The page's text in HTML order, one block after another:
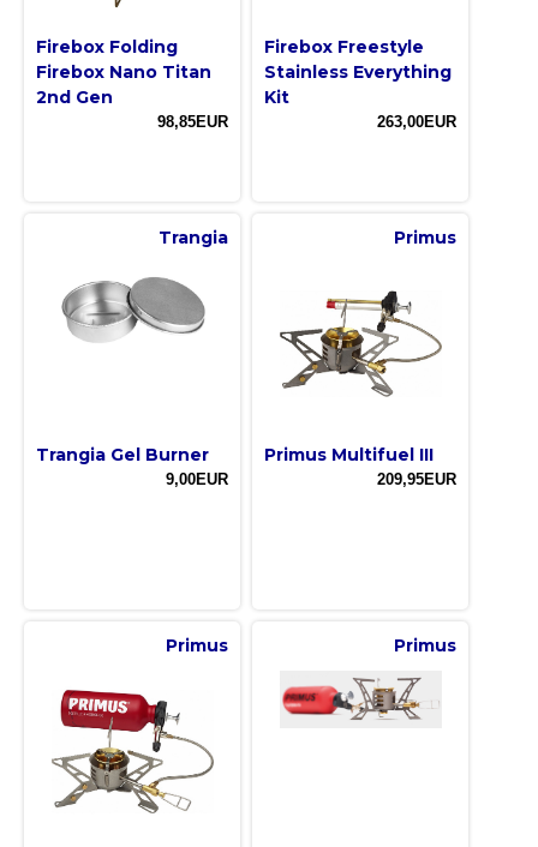
Firebox Folding
Firebox Nano Titan
2nd Gen
98,85EUR
Firebox Freestyle
Stainless Everything
Kit
263,00EUR
Trangia
Trangia Gel Burner
9,00EUR
Primus
Primus Multifuel III
209,95EUR
Primus Primus